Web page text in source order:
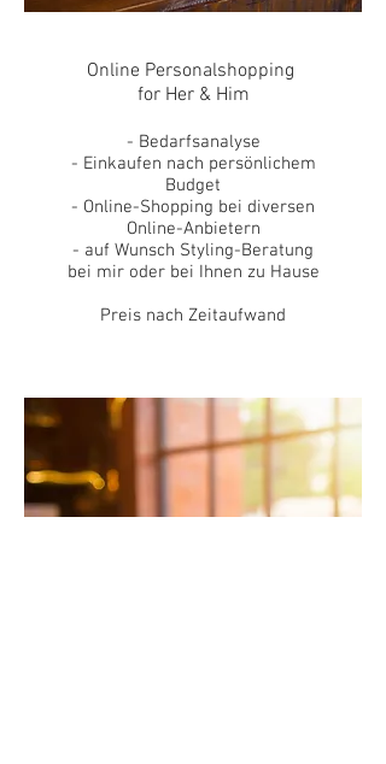
Online Personalshopping
for Her & Him
- Bedarfsanalyse
- Einkaufen nach persönlichem
Budget
- Online-Shopping bei diversen
Online-Anbietern
- auf Wunsch Styling-Beratung
bei mir oder bei Ihnen zu Hause
Preis nach Zeitaufwand